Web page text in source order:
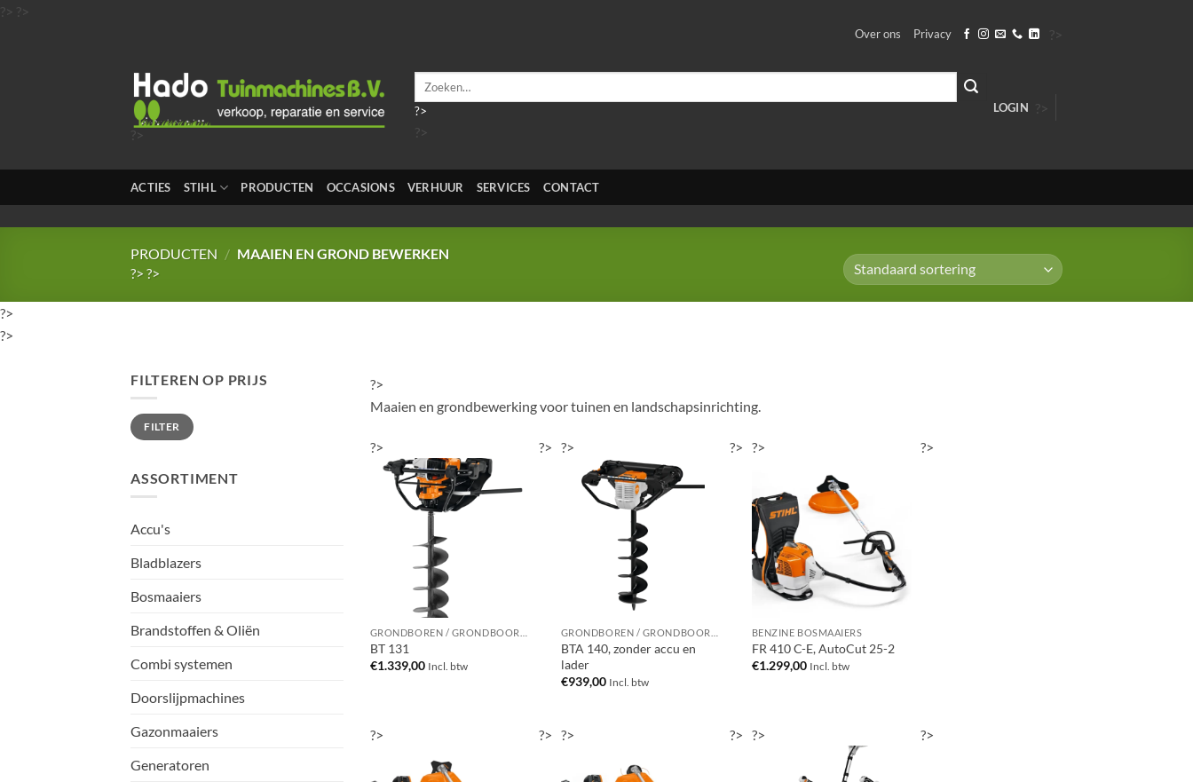
?> ?>
Over ons Privacy
?>
?>
Zoeken
?>
?>
LOGIN ?>
ACTIES STIHL PRODUCTEN OCCASIONS VERHUUR SERVICES CONTACT
PRODUCTEN / MAAIEN EN GROND BEWERKEN
?> ?>
?>
?>
FILTEREN OP PRIJS
Min.
prijs
Max.
prijsFILTER
ASSORTIMENT
Accu's
Bladblazers
Bosmaaiers
Brandstoffen & Oliën
Combi systemen
Doorslijpmachines
Gazonmaaiers
Generatoren
?>
Maaien en grondbewerking voor tuinen en landschapsinrichting.
?>
BT 131
€1.339,00 Incl. btw
?> ?>
BTA 140, zonder accu en
lader
€939,00 Incl. btw
?> ?>
BENZINE BOSMAAIERS
FR 410 C-E, AutoCut 25-2
€1.299,00 Incl. btw
?>
?> ?> ?> ?> ?> ?>